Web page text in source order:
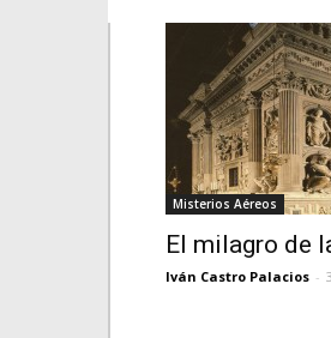
Misterios Aéreos
El milagro de
Iván Castro Palacios -